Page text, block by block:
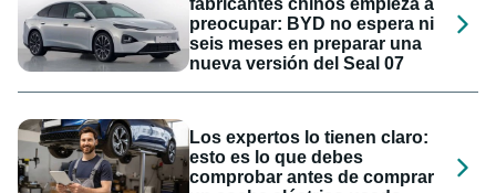
fabricantes chinos empieza a
preocupar: BYD no espera ni
seis meses en preparar una
nueva versión del Seal 07
Los expertos lo tienen claro:
esto es lo que debes
comprobar antes de comprar